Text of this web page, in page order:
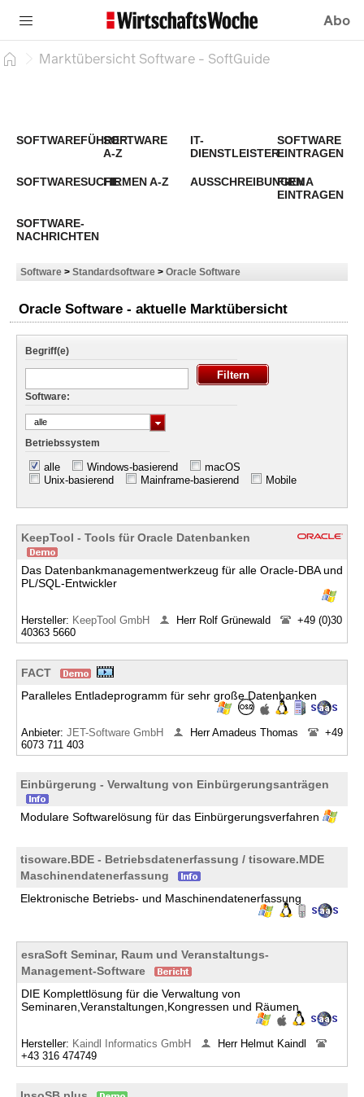
Abo
Marktübersicht Software - SoftGuide
SOFTWAREFÜHRERSOFTWARE
A-Z
IT-
DIENSTLEISTER
SOFTWARE
EINTRAGEN
SOFTWARESUCHEFIRMEN A-Z AUSSCHREIBUNGEN
FIRMA
EINTRAGEN
SOFTWARE-
NACHRICHTEN
Software > Standardsoftware > Oracle Software
Oracle Software - aktuelle Marktübersicht
Begriff(e)
Software:
alle
Betriebssystem
alle Windows-basierend
macOS
Unix-basierend
Mainframe-basierend Mobile
KeepTool - Tools für Oracle Datenbanken
Das Datenbankmanagementwerkzeug für alle Oracle-DBA und
PL/SQL-Entwickler
Hersteller: KeepTool GmbH Herr Rolf Grünewald
+49 (0)30
40363 5660
FACT
Paralleles Entladeprogramm für sehr große Datenbanken
Anbieter: JET-Software GmbH Herr Amadeus Thomas
+49
6073 711 403
Einbürgerung - Verwaltung von Einbürgerungsanträgen
Modulare Softwarelösung für das Einbürgerungsverfahren
tisoware.BDE - Betriebsdatenerfassung / tisoware.MDE
Maschinendatenerfassung
Elektronische Betriebs- und Maschinendatenerfassung
esraSoft Seminar, Raum und Veranstaltungs-
Management-Software
DIE Komplettlösung für die Verwaltung von
Seminaren,Veranstaltungen,Kongressen und Räumen
Hersteller: Kaindl Informatics GmbH
Herr Helmut Kaindl
+43 316 474749